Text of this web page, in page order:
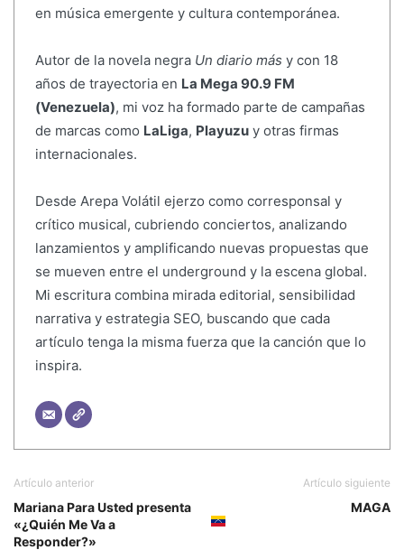
en música emergente y cultura contemporánea.
Autor de la novela negra Un diario más y con 18
años de trayectoria en La Mega 90.9 FM
(Venezuela), mi voz ha formado parte de campañas
de marcas como LaLiga, Playuzuy otras firmas
internacionales.
Desde Arepa Volátil ejerzo como corresponsal y
crítico musical, cubriendo conciertos, analizando
lanzamientos y amplificando nuevas propuestas que
se mueven entre el underground y la escena global.
Mi escritura combina mirada editorial, sensibilidad
narrativa y estrategia SEO, buscando que cada
artículo tenga la misma fuerza que la canción que lo
inspira.
Artículo anterior
Mariana Para Usted presenta
«¿Quién Me Va a
Responder?»
Artículo siguiente
MAGA